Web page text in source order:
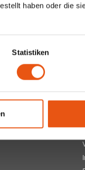
haben oder die
Statistiken
per E-Mail